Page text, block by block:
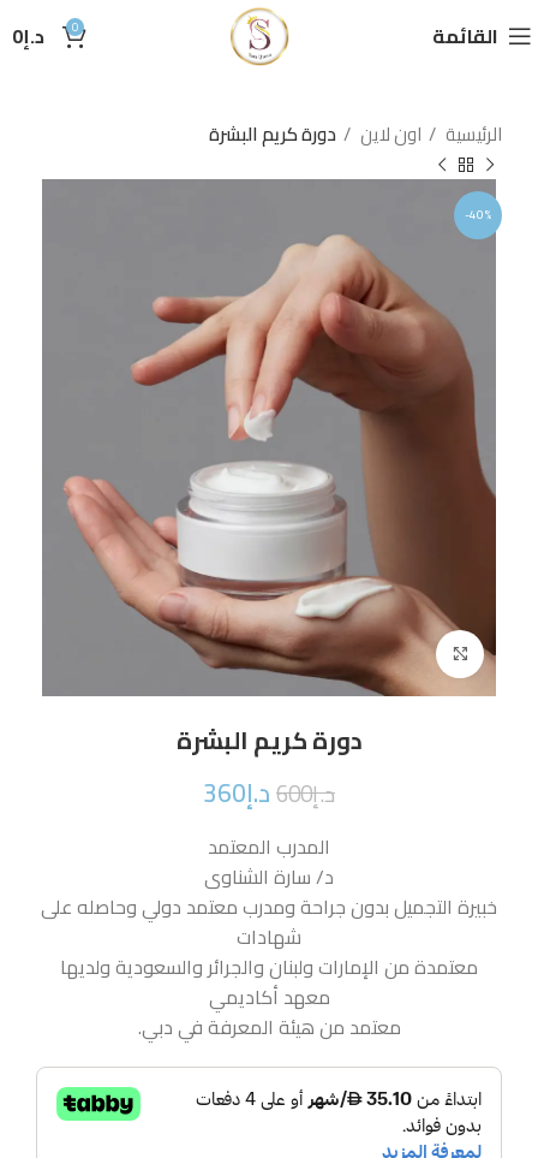
القائمة 0 د.إ0
الرئيسية اون لاين دورة كريم البشرة
-40%
Click to enlarge
دورة كريم البشرة
د.إ600د.إ360
المدرب المعتمد
د/ سارة الشناوى
خبيرة التجميل بدون جراحة ومدرب معتمد دولي وحاصله على
شهادات
معتمدة من الإمارات ولبنان والجرائر والسعودية ولديها
معهد أكاديمي
معتمد من هيئة المعرفة في دبي.